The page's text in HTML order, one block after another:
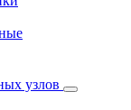
узлов